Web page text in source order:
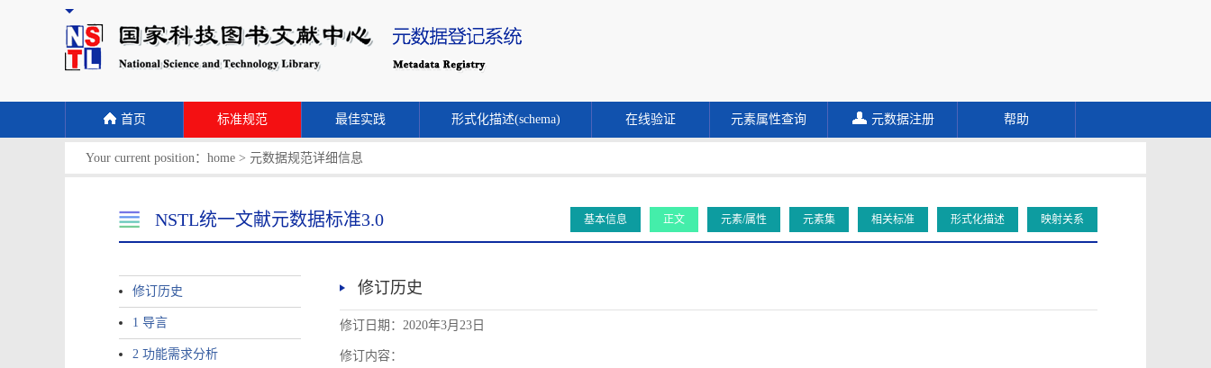
首页 标准规范 最佳实践 形式化描述(schema) 在线验证 元素属性查询 元数据注册 帮助
Your current position： home > 元数据规范详细信息
NSTL统一文献元数据标准3.0 基本信息 正文 元素/属性 元素集 相关标准 形式化描述 映射关系
修订历史
1 导言
2 功能需求分析
修订历史
修订日期：2020年3月23日
修订内容：